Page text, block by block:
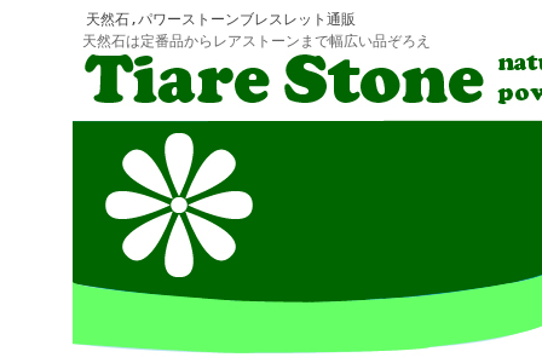
天然石,パワーストーンブレスレット通販
天然石は定番品からレアストーンまで幅広い品ぞろえ